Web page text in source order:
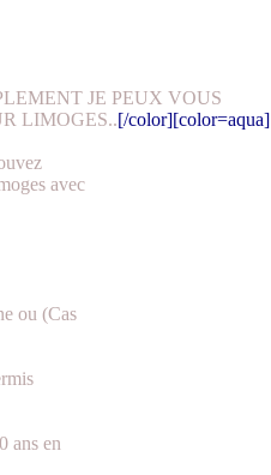
JE PEUX VOUS
LIMOGES..[/color][color=aqua]
avec
ou (Cas
ans en